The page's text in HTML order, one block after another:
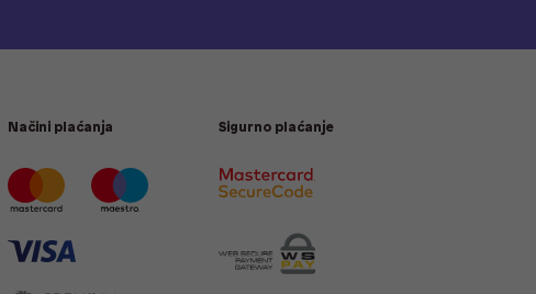
Načini plaćanja Sigurno plaćanje